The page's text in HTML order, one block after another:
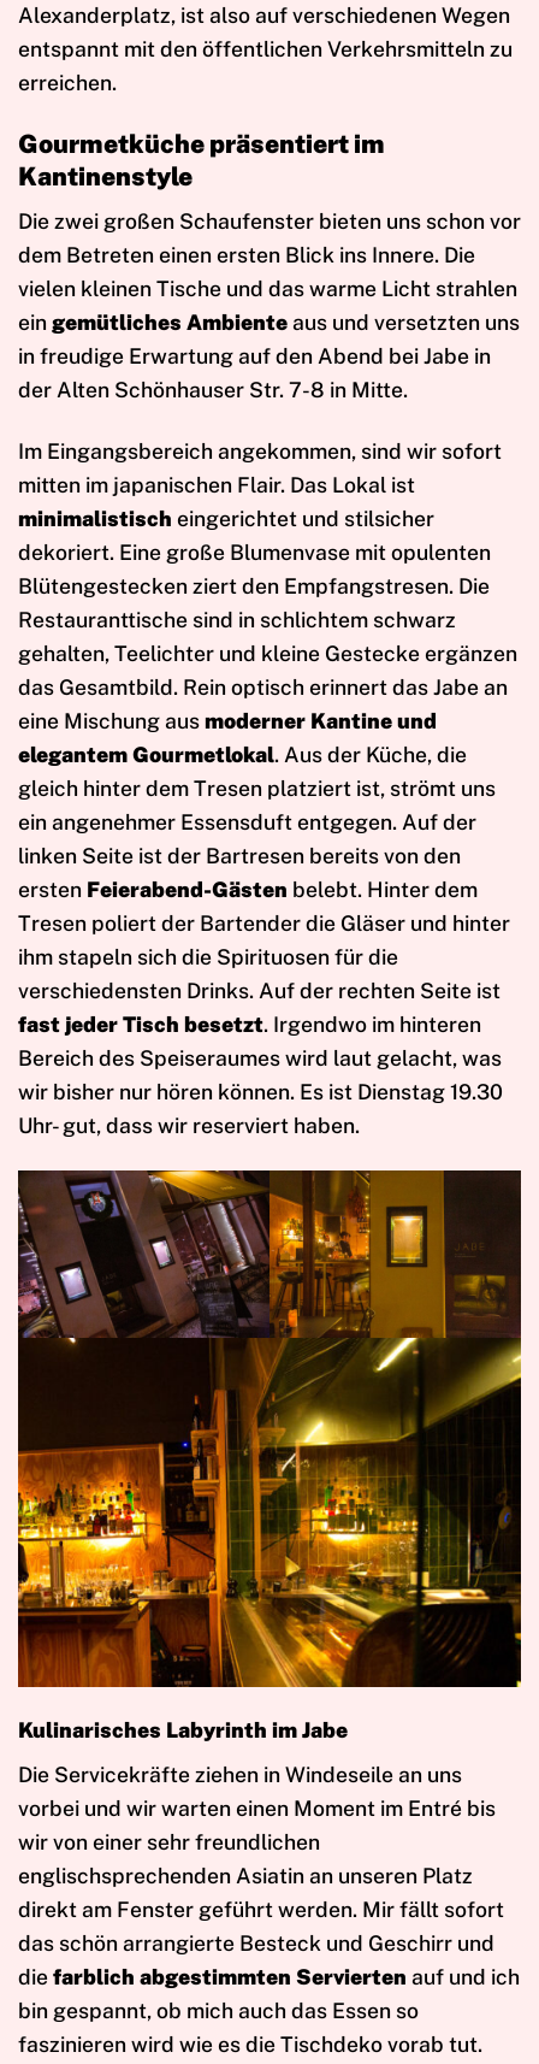
Alexanderplatz, ist also auf verschiedenen Wegen
entspannt mit den öffentlichen Verkehrsmitteln zu
erreichen.
Gourmetküche präsentiert im
Kantinenstyle
Die zwei großen Schaufenster bieten uns schon vor
dem Betreten einen ersten Blick ins Innere. Die
vielen kleinen Tische und das warme Licht strahlen
eingemütliches Ambienteaus und versetzten uns
in freudige Erwartung auf den Abend bei Jabe in
der Alten Schönhauser Str. 7-8 in Mitte.
Im Eingangsbereich angekommen, sind wir sofort
mitten im japanischen Flair. Das Lokal ist
minimalistisch eingerichtet und stilsicher
dekoriert. Eine große Blumenvase mit opulenten
Blütengestecken ziert den Empfangstresen. Die
Restauranttische sind in schlichtem schwarz
gehalten, Teelichter und kleine Gestecke ergänzen
das Gesamtbild. Rein optisch erinnert das Jabe an
eine Mischung ausmoderner Kantine und
elegantem Gourmetlokal. Aus der Küche, die
gleich hinter dem Tresen platziert ist, strömt uns
ein angenehmer Essensduft entgegen. Auf der
linken Seite ist der Bartresen bereits von den
ersten Feierabend-Gästen belebt. Hinter dem
Tresen poliert der Bartender die Gläser und hinter
ihm stapeln sich die Spirituosen für die
verschiedensten Drinks. Auf der rechten Seite ist
fast jeder Tisch besetzt. Irgendwo im hinteren
Bereich des Speiseraumes wird laut gelacht, was
wir bisher nur hören können. Es ist Dienstag 19.30
Uhr- gut, dass wir reserviert haben.
Kulinarisches Labyrinth im Jabe
Die Servicekräfte ziehen in Windeseile an uns
vorbei und wir warten einen Moment im Entré bis
wir von einer sehr freundlichen
englischsprechenden Asiatin an unseren Platz
direkt am Fenster geführt werden. Mir fällt sofort
das schön arrangierte Besteck und Geschirr und
diefarblich abgestimmten Servierten auf und ich
bin gespannt, ob mich auch das Essen so
faszinieren wird wie es die Tischdeko vorab tut.